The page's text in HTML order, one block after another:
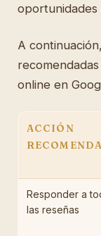
oportunidades
A
online en
ACCIÓN
Responder a
las reseñas